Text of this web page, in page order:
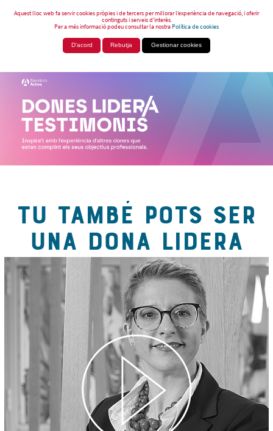
Aquest lloc web fa servir cookies pròpies i de tercers per millorar l’experiència de navegació, i oferir
continguts i serveis d’interès.
Per a més informació podeu consultar la nostraPolítica de cookies
D'acord Rebutja Gestionar cookies
TU TAMBÉ POTS SER
UNA DONA LIDERA